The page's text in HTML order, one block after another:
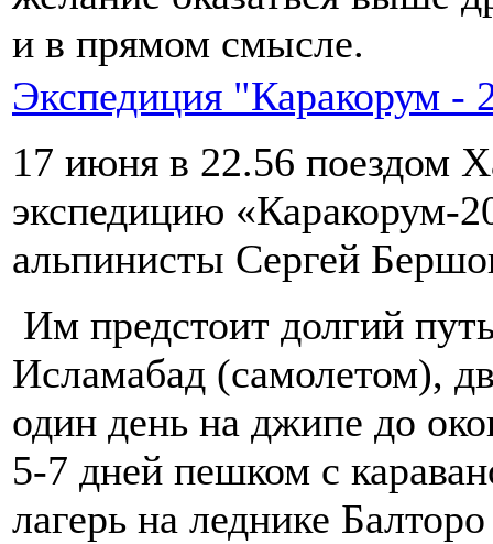
и в прямом смысле.
Экспедиция "Каракорум -
17 июня в 22.56 поездом
экспедицию «Каракорум-
альпинисты Сергей
Им предстоит долгий
Исламабад (самолетом),
один день на джипе до
5-7 дней пешком с
лагерь на леднике